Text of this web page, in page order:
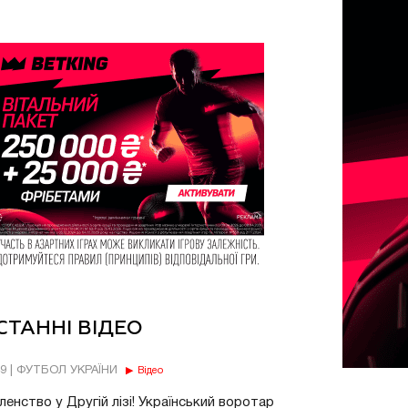
ВІДЕО
| ФУТБОЛ УКРАЇНИ Відео
у Другій лізі! Український воротар